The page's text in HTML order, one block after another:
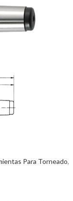
Para Torneado,